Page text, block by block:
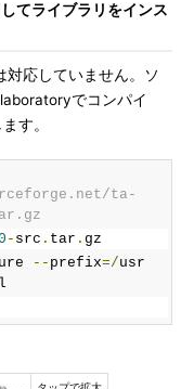
てライブラリをインス
応していません。ソ
でコンパイ
す。
ta-
- src . tar . gz
-- prefix=/